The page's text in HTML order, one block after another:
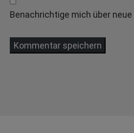
Benachrichtige mich über neue